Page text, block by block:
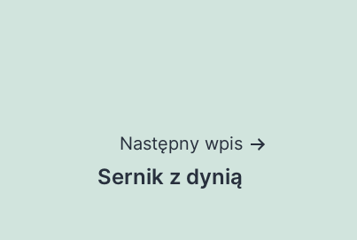
Następny wpis
Sernik z dynią